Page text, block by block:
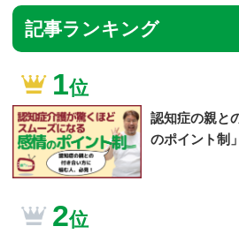
記事ランキング
1位
認知症の親と
のポイント制
2位